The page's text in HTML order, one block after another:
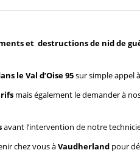
et destructions de nid de
le Val d’Oise 95sur simple appel
mais également le demander à
avant l’intervention de notre
chez vous àVaudherland pour